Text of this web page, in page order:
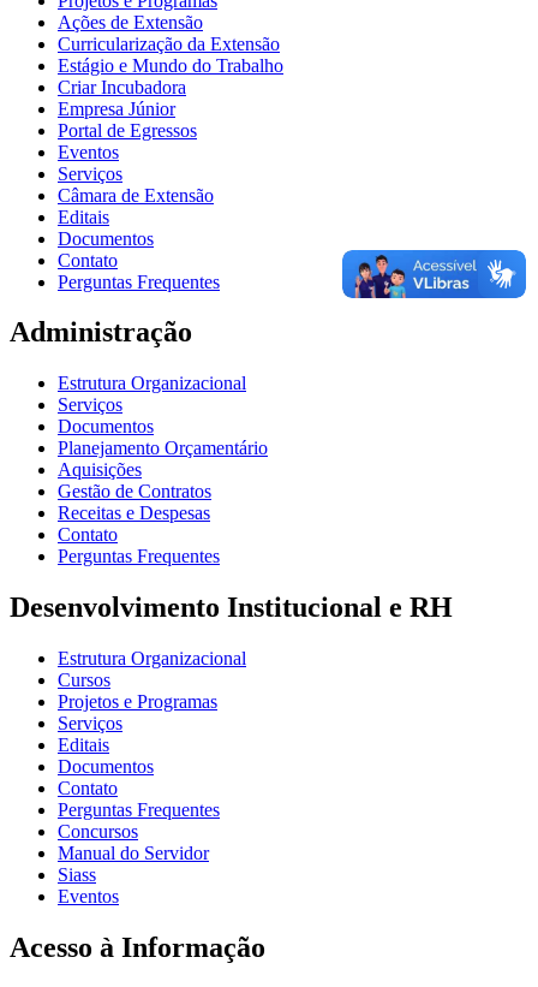
Ações de Extensão
Curricularização da Extensão
Estágio e Mundo do Trabalho
Criar Incubadora
Empresa Júnior
Portal de Egressos
Eventos
Serviços
Câmara de Extensão
Editais
Documentos
Contato
Perguntas Frequentes
Administração
Estrutura Organizacional
Serviços
Documentos
Planejamento Orçamentário
Aquisições
Gestão de Contratos
Receitas e Despesas
Contato
Perguntas Frequentes
Desenvolvimento Institucional e RH
Estrutura Organizacional
Cursos
Projetos e Programas
Serviços
Editais
Documentos
Contato
Perguntas Frequentes
Concursos
Manual do Servidor
Siass
Eventos
Acesso à Informação